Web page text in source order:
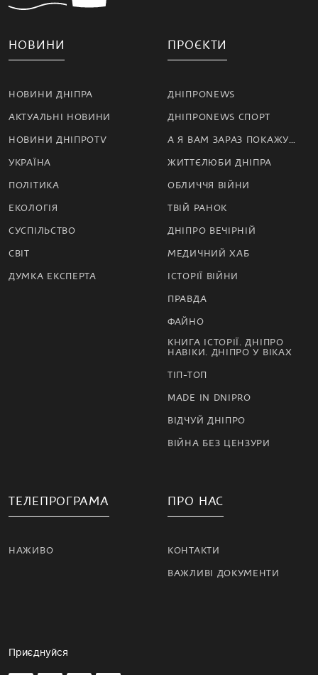
НОВИНИ
НОВИНИ ДНІПРА
АКТУАЛЬНІ НОВИНИ
НОВИНИ ДНІПРОTV
УКРАЇНА
ПОЛІТИКА
ЕКОЛОГІЯ
СУСПІЛЬСТВО
СВІТ
ДУМКА ЕКСПЕРТА
ПРОЄКТИ
ДНІПРОNEWS
ДНІПРОNEWS СПОРТ
А Я ВАМ ЗАРАЗ ПОКАЖУ…
ЖИТТЄЛЮБИ ДНІПРА
ОБЛИЧЧЯ ВІЙНИ
ТВІЙ РАНОК
ДНІПРО ВЕЧІРНІЙ
МЕДИЧНИЙ ХАБ
ІСТОРІЇ ВІЙНИ
ПРАВДА
ФАЙНО
КНИГА ІСТОРІЇ. ДНІПРО
НАВІКИ. ДНІПРО У ВІКАХ
ТІП-ТОП
MADE IN DNIPRO
ВІДЧУЙ ДНІПРО
ВІЙНА БЕЗ ЦЕНЗУРИ
ТЕЛЕПРОГРАМА
НАЖИВО
ПРО НАС
КОНТАКТИ
ВАЖЛИВІ ДОКУМЕНТИ
Приєднуйся